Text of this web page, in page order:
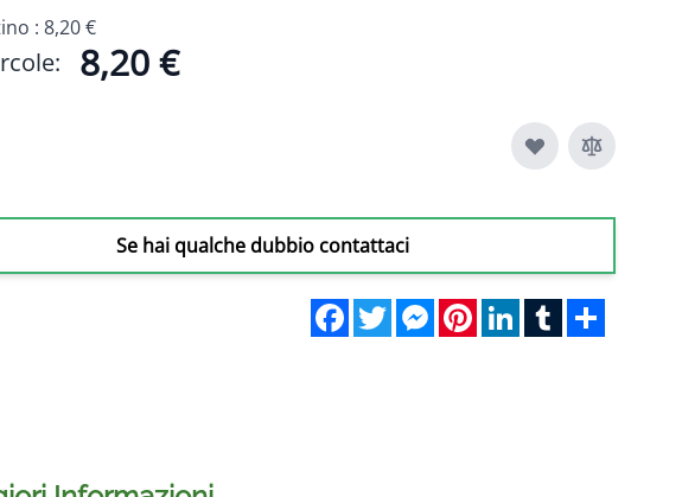
: 8,20 €
8,20 €
Se hai qualche dubbio contattaci
FacebookTwitterMessengerPinterestLinkedInTumblr